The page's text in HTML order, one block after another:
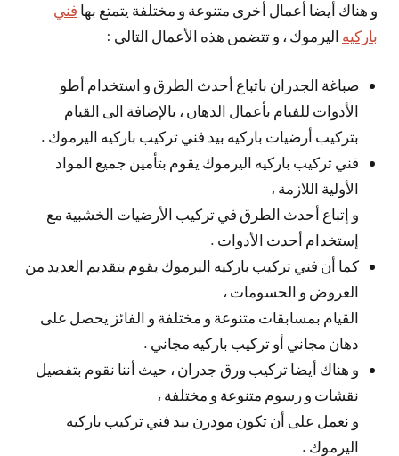
و هناك أيضا أعمال أخرى متنوعة و مختلفة يتمتع بها فني
باركيه اليرموك ، و تتضمن هذه الأعمال التالي :
صباغة الجدران باتباع أحدث الطرق و استخدام أطو
الأدوات للفيام بأعمال الدهان ، بالإضافة الى القيام
بتركيب أرضيات باركيه بيد فني تركيب باركيه اليرموك .
فني تركيب باركيه اليرموك يقوم بتأمين جميع المواد
الأولية اللازمة ،
و إتباع أحدث الطرق في تركيب الأرضيات الخشبية مع
إستخدام أحدث الأدوات .
كما أن فني تركيب باركيه اليرموك يقوم بتقديم العديد من
العروض و الحسومات ،
القيام بمسابقات متنوعة و مختلفة و الفائز يحصل على
دهان مجاني أو تركيب باركيه مجاني .
و هناك أيضا تركيب ورق جدران ، حيث أننا نقوم بتفصيل
نقشات و رسوم متنوعة و مختلفة ،
و نعمل على أن تكون مودرن بيد فني تركيب باركيه
اليرموك .